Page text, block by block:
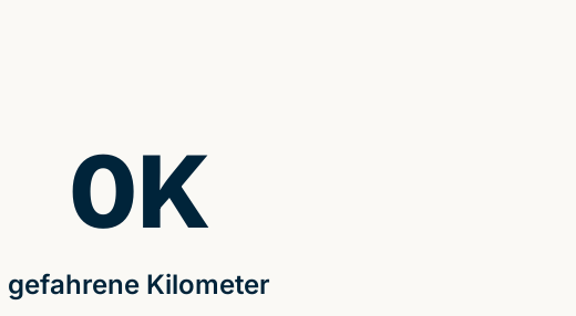
gefahrene Kilometer
0K